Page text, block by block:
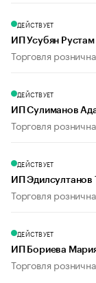
ДЕЙСТВУЕТ
ИП Усубян
Торговля
ДЕЙСТВУЕТ
ИП Сулиманов
Торговля
ДЕЙСТВУЕТ
ИП Эдилсултанов
Торговля
ДЕЙСТВУЕТ
ИП Бориева
Торговля